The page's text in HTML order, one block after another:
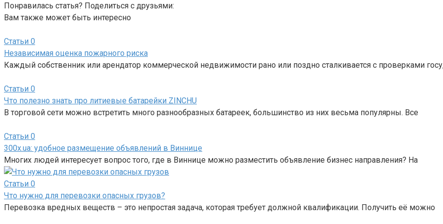
Понравилась статья? Поделиться с друзьями:
Вам также может быть интересно
Статьи 0
Независимая оценка пожарного риска
Каждый собственник или арендатор коммерческой недвижимости рано или поздно сталкивается с проверками
Статьи 0
Что полезно знать про литиевые батарейки ZINCHU
В торговой сети можно встретить много разнообразных батареек, большинство из них весьма популярны. Все
Статьи 0
300x.ua: удобное размещение объявлений в Виннице
Многих людей интересует вопрос того, где в Виннице можно разместить объявление бизнес направления? На
Статьи 0
Что нужно для перевозки опасных грузов?
Перевозка вредных веществ – это непростая задача, которая требует должной квалификации. Получить её можно